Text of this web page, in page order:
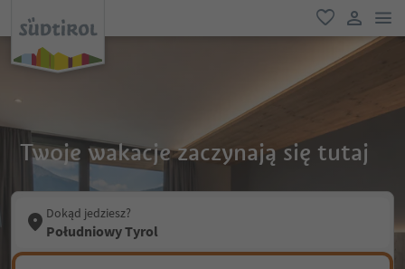
ulubione
link
Twoje wakacje zaczynają się tutaj
Dokąd jedziesz?
Południowy Tyrol